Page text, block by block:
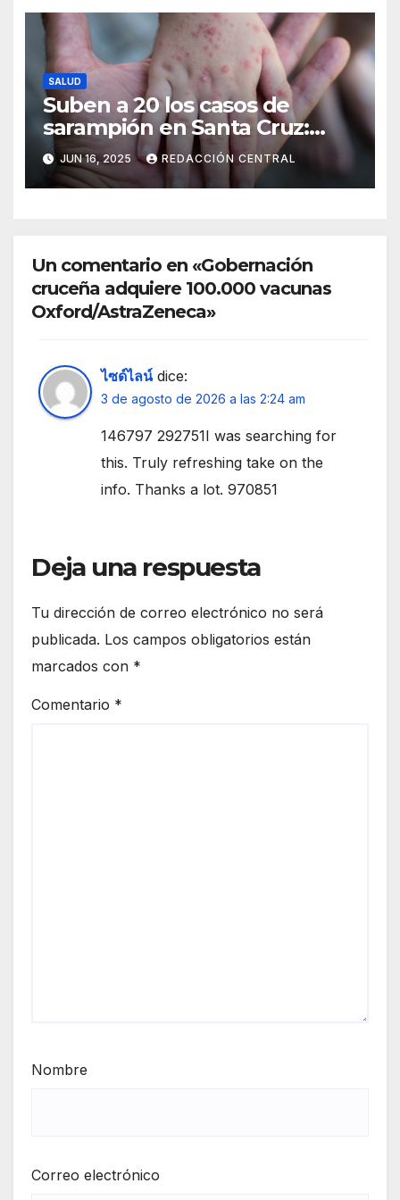
SALUD
Suben a 20 los casos de
sarampión en Santa Cruz:
Salud intensifica la
vacunación
JUN 16, 2025 REDACCIÓN CENTRAL
Un comentario en «Gobernación
cruceña adquiere 100.000 vacunas
Oxford/AstraZeneca»
ไซด์ไลน์ dice:
3 de agosto de 2026 a las 2:24 am
146797 292751I was searching for
this. Truly refreshing take on the
info. Thanks a lot. 970851
Deja una respuesta
Tu dirección de correo electrónico no será
publicada. Los campos obligatorios están
marcados con *
Comentario *
Nombre
Correo electrónico